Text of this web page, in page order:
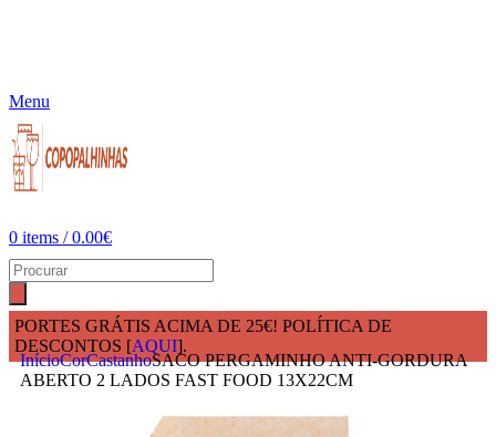
Menu
0 items / 0.00€
PORTES GRÁTIS ACIMA DE 25€! POLÍTICA DE
DESCONTOS [AQUI].
InícioCorCastanhoSACO PERGAMINHO ANTI-GORDURA
ABERTO 2 LADOS FAST FOOD 13X22CM